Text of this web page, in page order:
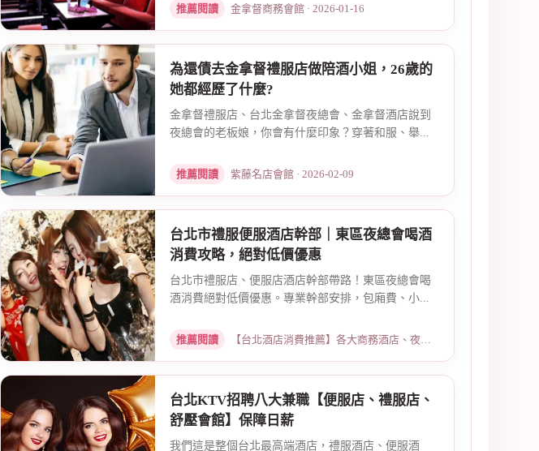
推薦閱讀 金拿督商務會館 · 2026-01-16
為還債去金拿督禮服店做陪酒小姐，26歲的
她都經歷了什麼?
金拿督禮服店、台北金拿督夜總會、金拿督酒店說到
夜總會的老板娘，你會有什麼印象？穿著和服、舉...
推薦閱讀 紫藤名店會館 · 2026-02-09
台北市禮服便服酒店幹部｜東區夜總會喝酒
消費攻略，絕對低價優惠
台北市禮服店、便服店酒店幹部帶路！東區夜總會喝
酒消費絕對低價優惠。專業幹部安排，包廂費、小...
推薦閱讀 【台北酒店消費推薦】各大商務酒店、夜總會試算 · 2026-03-15
台北KTV招聘八大兼職【便服店、禮服店、
舒壓會館】保障日薪
我們這是整個台北最高端酒店，禮服酒店、便服酒